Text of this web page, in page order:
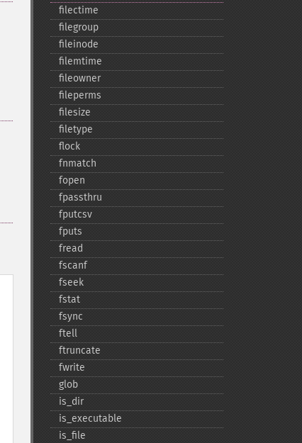
filectime
filegroup
fileinode
filemtime
fileowner
fileperms
filesize
filetype
flock
fnmatch
fopen
fpassthru
fputcsv
fputs
fread
fscanf
fseek
fstat
fsync
ftell
ftruncate
fwrite
glob
is_​dir
is_​executable
is_​file